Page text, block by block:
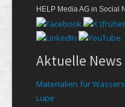
HELP Media AG in Social
Aktuelle News
Materialien für
Lupe